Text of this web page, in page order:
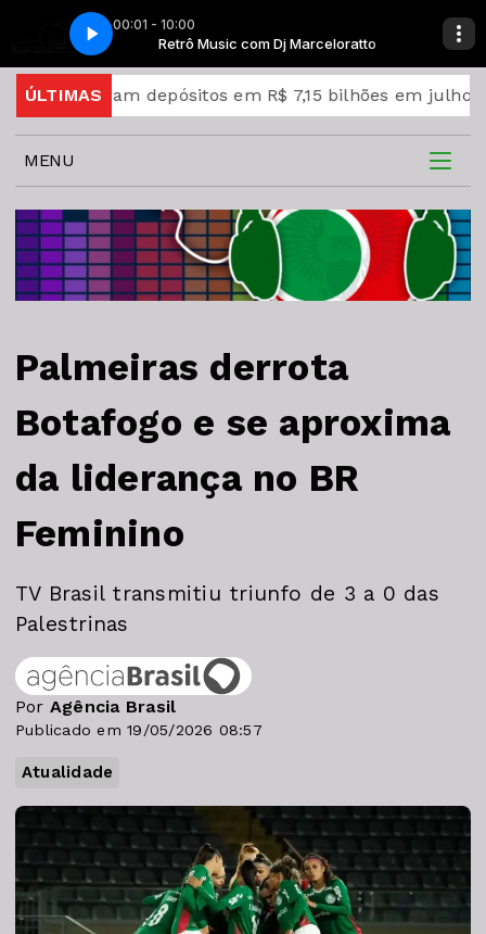
00:01 - 10:00
Retrô Music com Dj Marceloratto
(Official Video) Michael Jackson Remember The Time (Official
ÚLTIMASdepósitos em R$ 7,15 bilhões em julho
MENU
Palmeiras derrota
Botafogo e se aproxima
da liderança no BR
Feminino
TV Brasil transmitiu triunfo de 3 a 0 das
Palestrinas
Por Agência Brasil
Publicado em 19/05/2026 08:57
Atualidade